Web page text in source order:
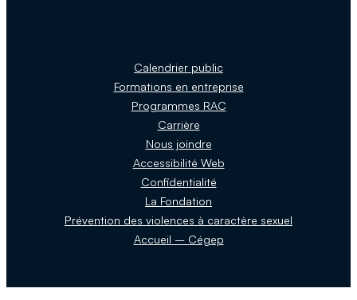
Calendrier public
Formations en entreprise
Programmes RAC
Carrière
Nous joindre
Accessibilité Web
Confidentialité
La Fondation
Prévention des violences à caractère sexuel
Accueil – Cégep